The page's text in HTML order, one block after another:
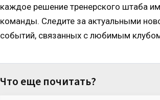
каждое решение тренерского штаба
команды. Следите за актуальными
событий, связанных с любимым
Что еще почитать?